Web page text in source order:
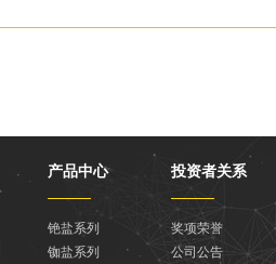
产品中心
铯盐系列
铷盐系列
投资者关系
奖项荣誉
公司公告